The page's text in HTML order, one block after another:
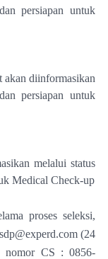
persiapan untuk
akan diinformasikan
persiapan untuk
melalui status
Medical Check-up
proses seleksi,
(24
nomor CS : 0856-